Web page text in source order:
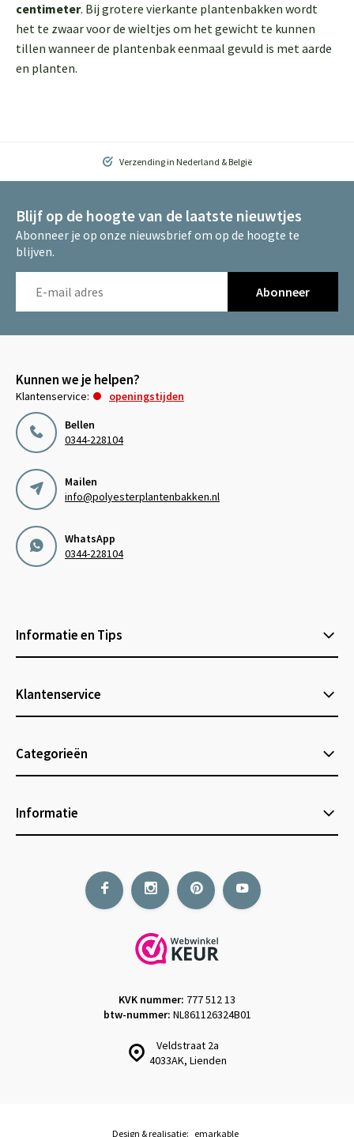
centimeter. Bij grotere vierkante plantenbakken wordt
het te zwaar voor de wieltjes om het gewicht te kunnen
tillen wanneer de plantenbak eenmaal gevuld is met aarde
en planten.
Verzending in Nederland & België
Blijf op de hoogte van de laatste nieuwtjes
Abonneer je op onze nieuwsbrief om op de hoogte te
blijven.
Abonneer
Kunnen we je helpen?
Klantenservice:
openingstijden
Bellen
0344-228104
Mailen
info@polyesterplantenbakken.nl
WhatsApp
0344-228104
Informatie en Tips
Klantenservice
Categorieën
Informatie
Veldstraat 2a
4033AK, Lienden
KVK nummer: 777 512 13
btw-nummer: NL861126324B01
Design & realisatie: emarkable